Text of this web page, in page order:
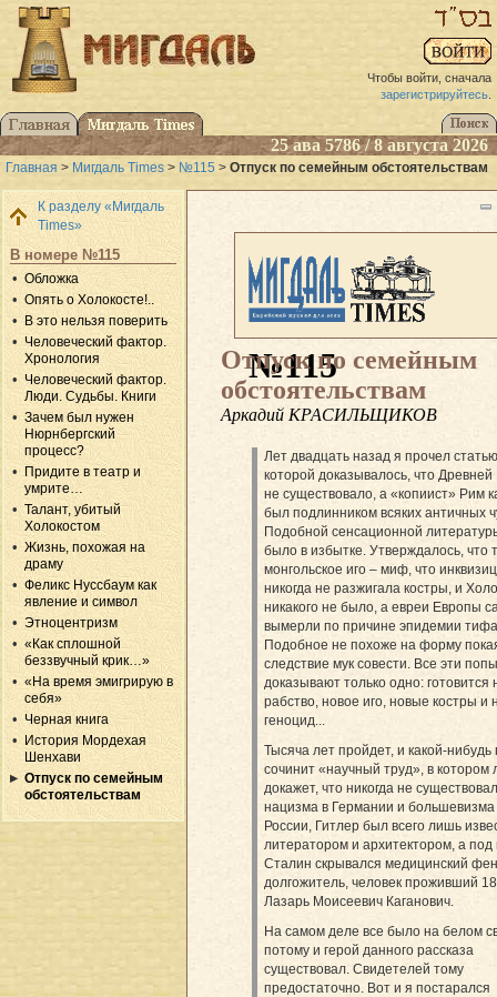
Чтобы войти, сначала
зарегистрируйтесь.
25 ава 5786 / 8 августа 2026
Главная > Мигдаль Times > №115 > Отпуск по семейным обстоятельствам
К разделу «Мигдаль
Times»
В номере №115
Обложка
Опять о Холокосте!..
В это нельзя поверить
Человеческий фактор.
Хронология
Человеческий фактор.
Люди. Судьбы. Книги
Зачем был нужен
Нюрнбергский
процесс?
Придите в театр и
умрите…
Талант, убитый
Холокостом
Жизнь, похожая на
драму
Феликс Нуссбаум как
явление и символ
Этноцентризм
«Как сплошной
беззвучный крик…»
«На время эмигрирую в
себя»
Черная книга
История Мордехая
Шенхави
Отпуск по семейным
обстоятельствам
№115
Отпуск по семейным
обстоятельствам
Аркадий КРАСИЛЬЩИКОВ
Лет двадцать назад я прочел
которой доказывалось, что Древней
не существовало, а «копиист» Рим
был подлинником всяких античных
Подобной сенсационной
было в избытке. Утверждалось, что
монгольское иго – миф, что
никогда не разжигала костры, и
никакого не было, а евреи Европы
вымерли по причине эпидемии
Подобное не похоже на форму
следствие мук совести. Все эти
доказывают только одно: готовится
рабство, новое иго, новые костры и
геноцид...
Тысяча лет пройдет, и какой-нибудь
сочинит «научный труд», в котором
докажет, что никогда не
нацизма в Германии и большевизма
России, Гитлер был всего лишь
литератором и архитектором, а под
Сталин скрывался медицинский
долгожитель, человек проживший
Лазарь­ Моисеевич Каганович.
На самом деле все было на белом
потому и герой данного рассказа
существовал. Свидетелей тому
предостаточно. Вот и я постарался